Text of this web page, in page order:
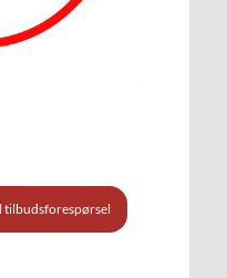
tilbudsforespørsel